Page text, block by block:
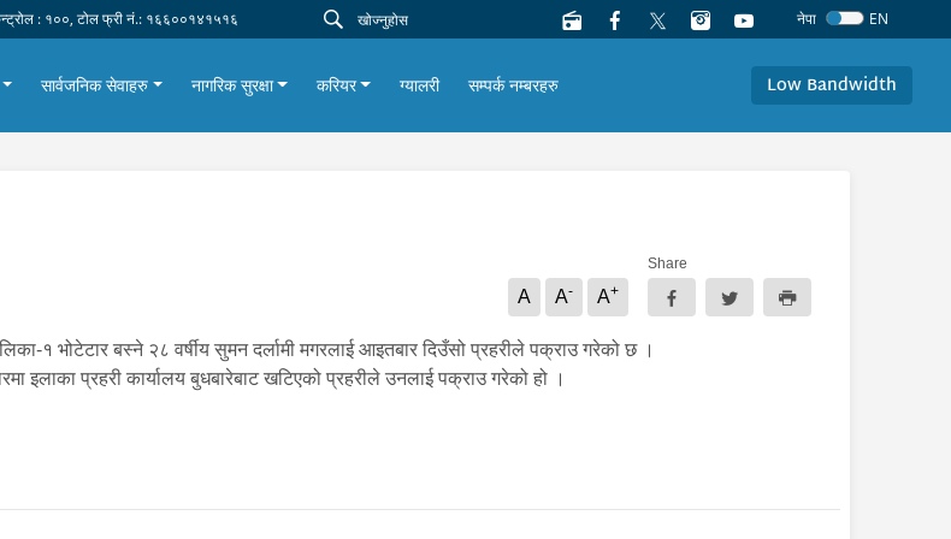
: १००, टोल फ्री नं.: १६६००१४१५१६ नेपा EN
सार्वजनिक सेवाहरु नागरिक सुरक्षा करियर ग्यालरी सम्पर्क नम्बरहरु Low Bandwidth
A A- A+
Share
१ भोटेटार बस्ने २८ वर्षीय सुमन दर्लामी मगरलाई आइतबार दिउँसो प्रहरीले पक्राउ गरेको छ ।
इलाका प्रहरी कार्यालय बुधबारेबाट खटिएको प्रहरीले उनलाई पक्राउ गरेको हो ।